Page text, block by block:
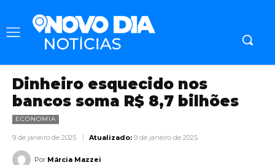
Dinheiro esquecido nos
bancos soma R$ 8,7 bilhões
ECONOMIA
9 de janeiro de 2025 Atualizado: 9 de janeiro de 2025
Por Márcia Mazzei